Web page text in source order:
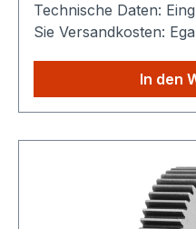
Technische Daten:
Sie Versandkosten:
einmalig die höheren
In den